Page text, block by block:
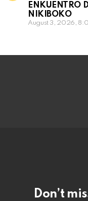
ENKUENTRO
NIKIBOKO
August 3, 2026,
Don’t